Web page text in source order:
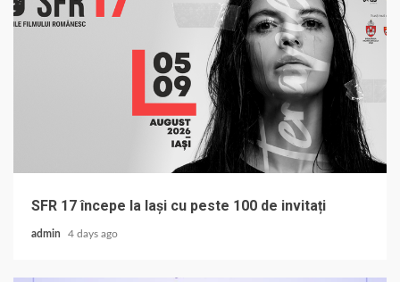
SFR 17 începe la Iași cu peste 100 de invitați
admin 4 days ago